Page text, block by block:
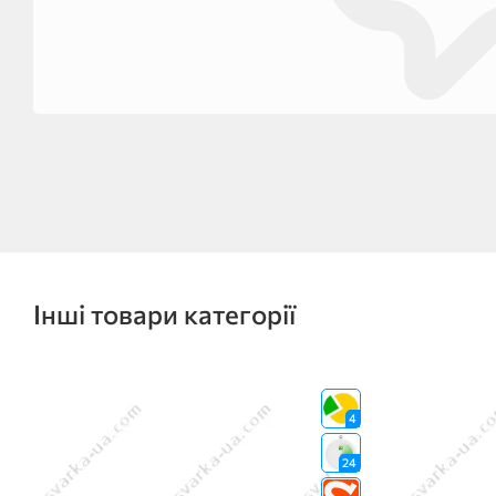
Інші товари категорії
4
24